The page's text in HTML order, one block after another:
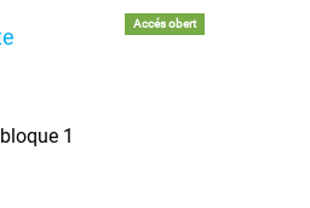
Accés obert
1